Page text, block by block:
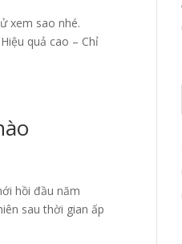
xem sao nhé.
quả cao – Chỉ
hồi đầu năm
sau thời gian ấp